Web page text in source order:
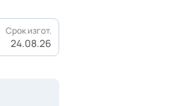
Срок изгот.
24.08.26